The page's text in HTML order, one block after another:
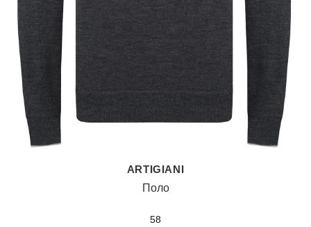
ARTIGIANI
Поло
58